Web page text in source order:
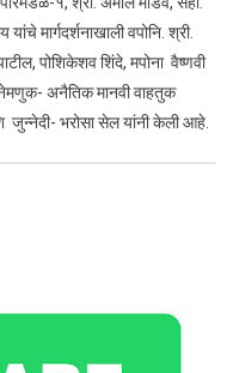
मार्गदर्शनाखाली वपोनि. श्री.
पोशिकेशव शिंदे, मपोना वैष्णवी
अनैतिक मानवी वाहतुक
जुन्नेदी- भरोसा सेल यांनी केली आहे.